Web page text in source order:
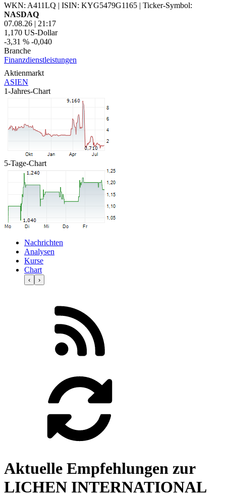
WKN: A411LQ | ISIN: KYG5479G1165 | Ticker-Symbol:
NASDAQ
07.08.26 | 21:17
1,170 US-Dollar
-3,31 % -0,040
Branche
Finanzdienstleistungen
Aktienmarkt
ASIEN
1-Jahres-Chart
5-Tage-Chart
Nachrichten
Analysen
Kurse
Chart
‹ ›
Aktuelle Empfehlungen zur
LICHEN INTERNATIONAL